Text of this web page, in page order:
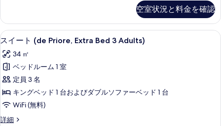
写
真
を
表
示
す
る
+
2
Ch)
の
す
べ
て
の
写
(de
Priore,
Extra
2
Ad
2
Ch)
の
詳
細
空室状況と料金を確認
ス
イ
ー
ト
(de
Priore,
Extra
Bed
セレクト コンフォート製ベッド、ミ
6
スイート (de Priore, Extra Bed 3 Adults)
34 ㎡
ベッドルーム 1 室
定員 3 名
キングベッド 1 台およびダブルソファーベッド 1 台
WiFi (無料)
詳細
ス